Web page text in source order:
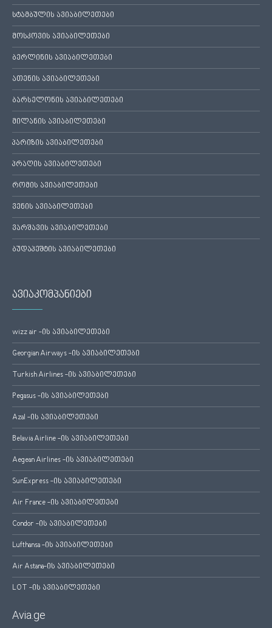
სტამბულის ავიაბილეთები
მოსკოვის ავიაბილეთები
ბერლინის ავიაბილეთები
ათენის ავიაბილეთები
ბარსელონის ავიაბილეთები
მილანის ავიაბილეთები
პარიზის ავიაბილეთები
პრაღის ავიაბილეთები
რომის ავიაბილეთები
ვენის ავიაბილეთები
ვარშავის ავიაბილეთები
ბუდაპეშტის ავიაბილეთები
ავიაკომპანიები
wizz air -ის ავიაბილეთები
Georgian Airways -ის ავიაბილეთები
Turkish Airlines -ის ავიაბილეთები
Pegasus -ის ავიაბილეთები
Azal -ის ავიაბილეთები
Belavia Airline -ის ავიაბილეთები
Aegean Airlines -ის ავიაბილეთები
SunExpress -ის ავიაბილეთები
Air France -ის ავიაბილეთები
Condor -ის ავიაბილეთები
Lufthansa -ის ავიაბილეთები
Air Astana-ის ავიაბილეთები
LOT -ის ავიაბილეთები
Avia.ge